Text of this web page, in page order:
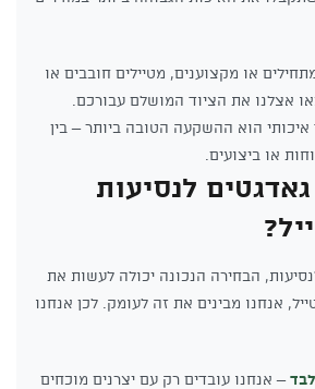
או מקצוענים, מטיילים חובבים או
אצלנו את הציוד המושלם עבורכם.
איכותי הוא ההשקעה הטובה ביותר – בין
או ביצועים.
לנסיעות
הבחירה הנכונה יכולה לעשות את
אנחנו מבינים את זה לעומק. לכן אנחנו
– אנחנו עובדים רק עם יצרנים מוכחים